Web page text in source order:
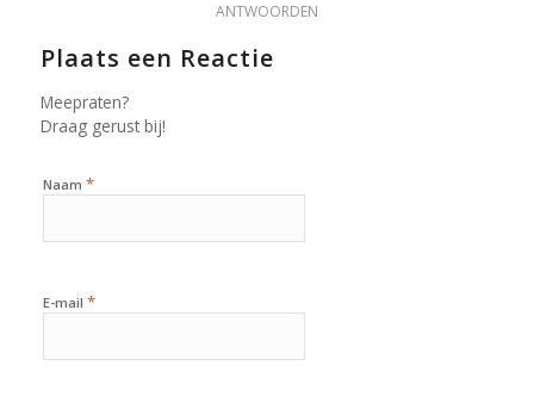
ANTWOORDEN
Plaats een Reactie
Meepraten?
Draag gerust bij!
Naam *
E-mail *